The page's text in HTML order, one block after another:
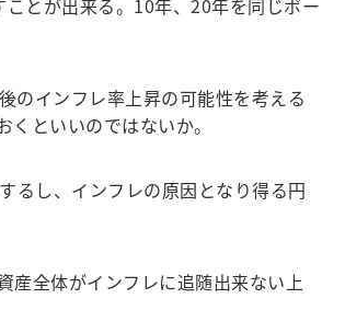
とが出来る。10年、20年を同じポー
のインフレ率上昇の可能性を考える
といいのではないか。
るし、インフレの原因となり得る円
産全体がインフレに追随出来ない上